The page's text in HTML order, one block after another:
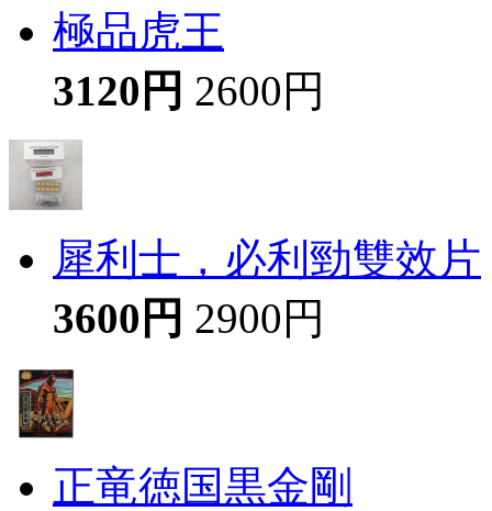
極品虎王
3120円 2600円
犀利士，必利勁雙效片
3600円 2900円
正竜徳国黒金剛